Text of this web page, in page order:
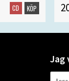
CD KÖP
Jag